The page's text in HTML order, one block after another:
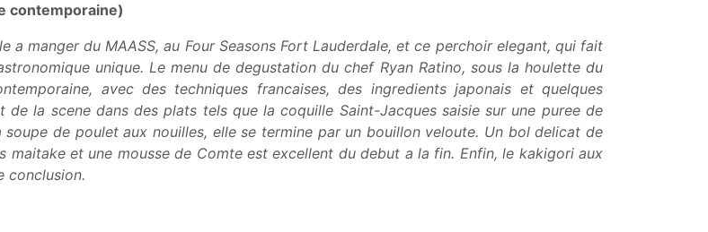
contemporaine)
manger du MAASS, au Four Seasons Fort Lauderdale, et ce perchoir elegant, qui fait
unique. Le menu de degustation du chef Ryan Ratino, sous la houlette du
avec des techniques francaises, des ingredients japonais et quelques
la scene dans des plats tels que la coquille Saint-Jacques saisie sur une puree de
de poulet aux nouilles, elle se termine par un bouillon veloute. Un bol delicat de
et une mousse de Comte est excellent du debut a la fin. Enfin, le kakigori aux
conclusion.